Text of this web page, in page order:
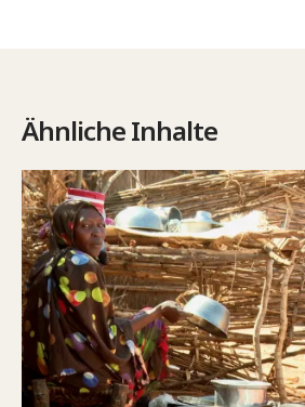
Ähnliche Inhalte